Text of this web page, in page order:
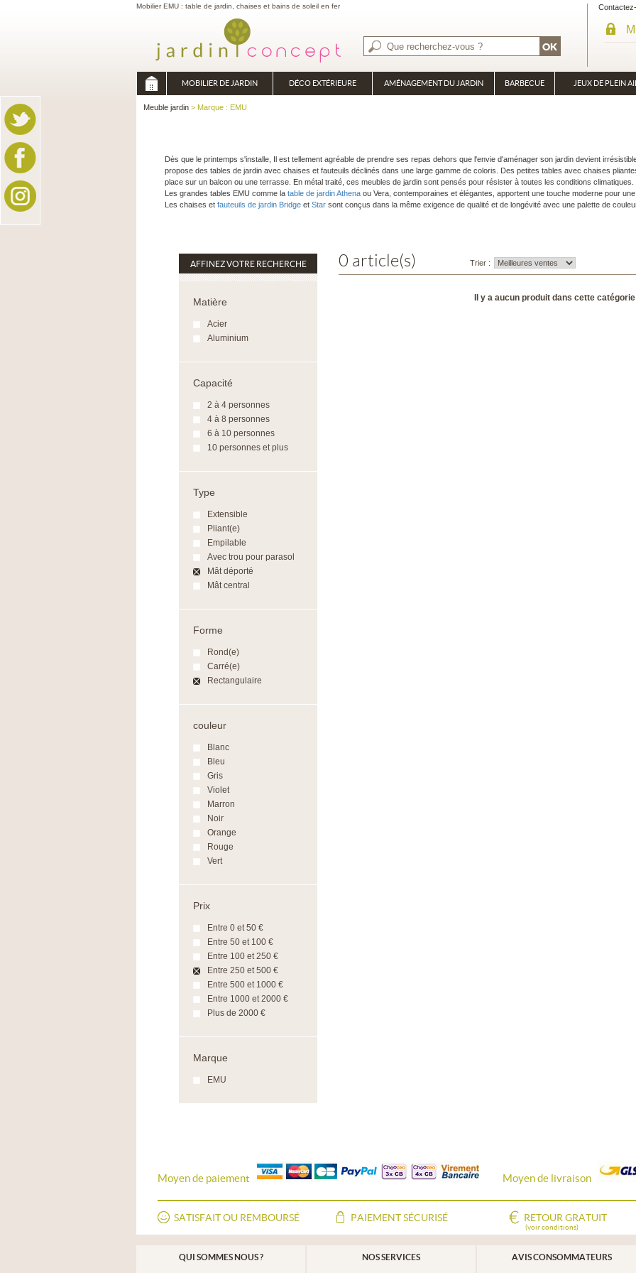
Mobilier EMU : table de jardin, chaises et bains de soleil en fer
MOBILIER DE JARDIN DÉCO EXTÉRIEURE AMÉNAGEMENT DU JARDIN BARBECUE JEUX DE PLEIN
Meuble jardin > Marque : EMU
Dès que le printemps s'installe, Il est tellement agréable de prendre ses repas dehors que l'envie d'aménager son jardin devient
propose des tables de jardin avec chaises et fauteuils déclinés dans une large gamme de coloris. Des petites tables avec chaises
place sur un balcon ou une terrasse. En métal traité, ces meubles de jardin sont pensés pour résister à toutes les conditions climatiques.
Les grandes tables EMU comme la table de jardin Athena ou Vera, contemporaines et élégantes, apportent une touche moderne pour
Les chaises et fauteuils de jardin Bridge et Star sont conçus dans la même exigence de qualité et de longévité avec une palette de
AFFINEZ VOTRE RECHERCHE
Matière
Acier
Aluminium
Capacité
2 à 4 personnes
4 à 8 personnes
6 à 10 personnes
10 personnes et plus
Type
Extensible
Pliant(e)
Empilable
Avec trou pour parasol
Mât déporté
Mât central
Forme
Rond(e)
Carré(e)
Rectangulaire
couleur
Blanc
Bleu
Gris
Violet
Marron
Noir
Orange
Rouge
Vert
Prix
Entre 0 et 50 €
Entre 50 et 100 €
Entre 100 et 250 €
Entre 250 et 500 €
Entre 500 et 1000 €
Entre 1000 et 2000 €
Plus de 2000 €
Marque
EMU
0 article(s) Trier :
Il y a aucun produit dans cette
Moyen de paiement Moyen de livraison
SATISFAIT OU REMBOURSÉ PAIEMENT SÉCURISÉ RETOUR GRATUIT
(voir conditions)
QUI SOMMES NOUS ? NOS SERVICES AVIS CONSOMMATEURS